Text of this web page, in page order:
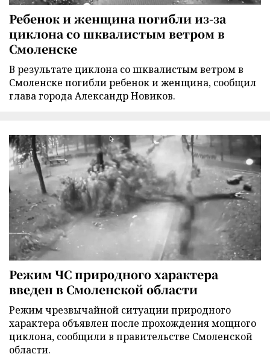
Ребенок и женщина погибли из-за
циклона со шквалистым ветром в
Смоленске
В результате циклона со шквалистым ветром в
Смоленске погибли ребенок и женщина, сообщил
глава города Александр Новиков.
Режим ЧС природного характера
введен в Смоленской области
Режим чрезвычайной ситуации природного
характера объявлен после прохождения мощного
циклона, сообщили в правительстве Смоленской
области.